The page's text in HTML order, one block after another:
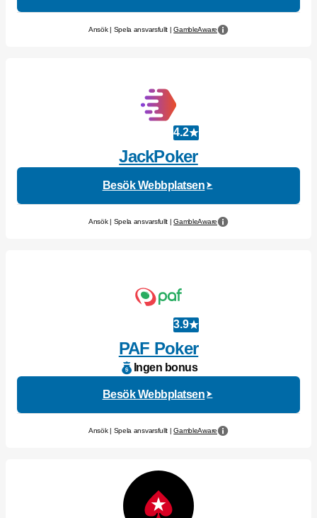
Ansök | Spela ansvarsfullt |GambleAware
4.2
JackPoker
Besök Webbplatsen
Ansök | Spela ansvarsfullt |GambleAware
3.9
PAF Poker
Ingen bonus
Besök Webbplatsen
Ansök | Spela ansvarsfullt |GambleAware